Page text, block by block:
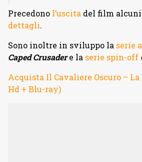
Precedono l’uscita del film alcuni
dettagli.
Sono inoltre in sviluppo la serie
Caped Crusadere la serie spin-off
Acquista Il Cavaliere Oscuro –
Hd + Blu-ray)